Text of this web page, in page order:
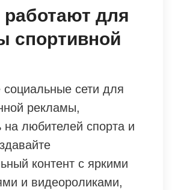
для
спортивной
социальные сети для
рекламы,
на любителей спорта и
контент с яркими
и видеороликами,